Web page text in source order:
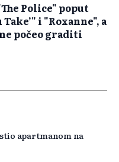
Police" poput
i "Roxanne", a
počeo graditi
apartmanom na